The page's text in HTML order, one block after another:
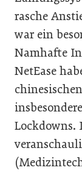
rasche
war ein
Namhafte
NetEase
Lockdowns.